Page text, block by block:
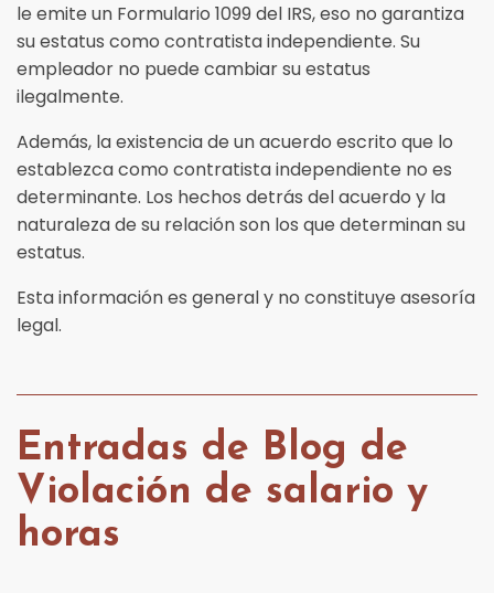
le emite un Formulario 1099 del IRS, eso no garantiza
su estatus como contratista independiente. Su
empleador no puede cambiar su estatus
ilegalmente.
Además, la existencia de un acuerdo escrito que lo
establezca como contratista independiente no es
determinante. Los hechos detrás del acuerdo y la
naturaleza de su relación son los que determinan su
estatus.
Esta información es general y no constituye asesoría
legal.
Entradas de Blog de
Violación de salario y
horas